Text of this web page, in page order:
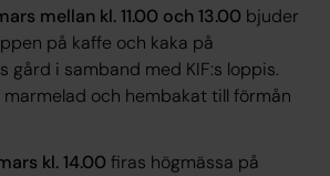
mellan kl. 11.00 och 13.00 bjuder
på kaffe och kaka på
gård i samband med KIF:s loppis.
marmelad och hembakat till förmån
kl. 14.00 firas högmässa på